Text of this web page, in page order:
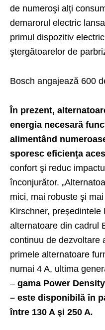
de numeroşi alţi
demarorul electric
primul dispozitiv
ştergătoarelor de
Bosch angajează 600
În prezent,
energia necesară
alimentând
sporesc eficienţa
confort şi reduc
înconjurător.
mici, mai robuste şi
Kirschner, preşedintele
alternatoare din cadrul
continuu de dezvoltare
primele alternatoare
numai 4 A, ultima
– gama Power
– este disponibilă în
între 130 A şi 250 A.